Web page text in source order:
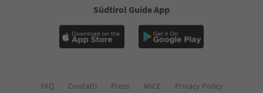
Südtirol Guide App
FAQ Contatti Press MICE
Privacy Policy